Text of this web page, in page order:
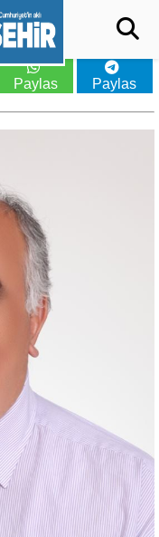
Paylas Paylas